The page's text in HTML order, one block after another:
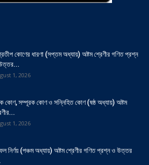
কোণের ধারণা (সপ্তম অধ্যায়) অষ্টম শ্রেণীর গণিত প্রশ্ন
1, 2026
কোণ, সম্পূরক কোণ ও সন্নিহিত কোণ (ষষ্ঠ অধ্যায়) অষ্টম
1, 2026
নির্ণয় (পঞ্চম অধ্যায়) অষ্টম শ্রেণীর গণিত প্রশ্ন ও উত্তর